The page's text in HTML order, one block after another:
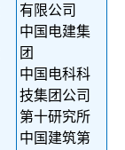
有限公司
中国电建集
团
中国电科科
技集团公司
第十研究所
中国建筑第